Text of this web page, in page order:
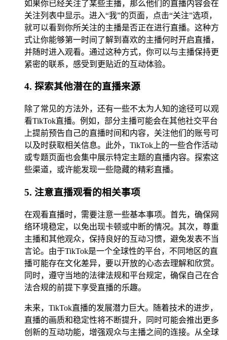
如果你已经关注了某些主播，那么他们的直播内容会在
关注列表中显示。进入“我”的页面，点击“关注”选项，
就可以看到你所关注的主播是否正在进行直播。这种方
式让你能够第一时间了解到喜欢的主播何时开启直播，
并随时进入观看。通过这种方式，你可以与主播保持更
紧密的联系，感受到更贴近的互动体验。
4. 探索其他潜在的直播来源
除了常见的方法外，还有一些不太为人知的途径可以观
看TikTok直播。例如，部分主播可能会在其他社交平台
上提前预告自己的直播时间和内容，关注他们的账号可
以及时获取相关信息。此外，TikTok上的一些合作活动
或专题页面也会集中展示特定主题的直播内容。探索这
些渠道，或许能发现一些隐藏的精彩直播。
5. 注意直播观看的相关事项
在观看直播时，需要注意一些基本事项。首先，确保网
络环境稳定，以免出现卡顿或中断的情况。其次，尊重
主播和其他观众，保持良好的互动习惯，避免发表不当
言论。由于TikTok是一个全球性的平台，不同地区的直
播可能存在文化差异，要以开放的心态去理解和欣赏。
同时，遵守当地的法律法规和平台规定，确保自己在合
法合规的前提下享受直播的乐趣。
未来，TikTok直播的发展潜力巨大。随着技术的进步，
直播的画质和稳定性将不断提升，同时可能会推出更多
创新的互动功能，增强观众与主播之间的连接。从全球